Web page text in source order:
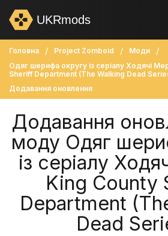
UKRmods
Головна Project Zomboid
Моди
Одяг шерифа округу із серіалу Ходячі
Sheriff Department (The Walking Dead
Додавання оновлення
Додавання
моду Одяг
із серіалу
King County
Department
Dead